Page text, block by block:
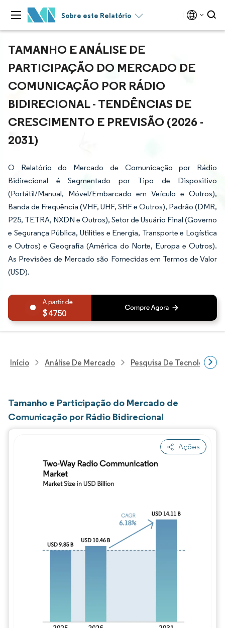
Sobre este Relatório
TAMANHO E ANÁLISE DE
PARTICIPAÇÃO DO MERCADO DE
COMUNICAÇÃO POR RÁDIO
BIDIRECIONAL - TENDÊNCIAS DE
CRESCIMENTO E PREVISÃO (2026 -
2031)
O Relatório do Mercado de Comunicação por Rádio
Bidirecional é Segmentado por Tipo de Dispositivo
(Portátil/Manual, Móvel/Embarcado em Veículo e Outros),
Banda de Frequência (VHF, UHF, SHF e Outros), Padrão (DMR,
P25, TETRA, NXDN e Outros), Setor de Usuário Final (Governo
e Segurança Pública, Utilities e Energia, Transporte e Logística
e Outros) e Geografia (América do Norte, Europa e Outros).
As Previsões de Mercado são Fornecidas em Termos de Valor
(USD).
4750
Início Análise De Mercado Pesquisa De Tecnologia,
Tamanho e Participação do Mercado de
Comunicação por Rádio Bidirecional
Ações